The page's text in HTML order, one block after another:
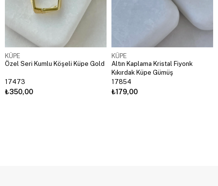
KÜPE
Özel Seri Kumlu Köşeli Küpe Gold
17473
₺350,00
KÜPE
Altın Kaplama Kristal Fiyonk
Kıkırdak Küpe Gümüş
17854
₺179,00